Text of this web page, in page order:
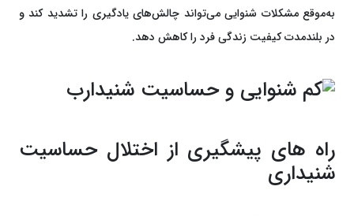
به‌موقع مشکلات شنوایی می‌تواند چالش‌های یادگیری را تشدید کند و
در بلندمدت کیفیت زندگی فرد را کاهش دهد.
راه های پیشگیری از اختلال حساسیت
شنیداری